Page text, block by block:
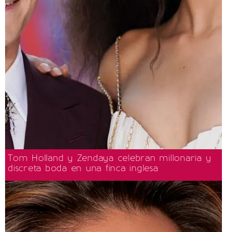
Tom Holland y Zendaya celebran millonaria y
discreta boda en una finca inglesa